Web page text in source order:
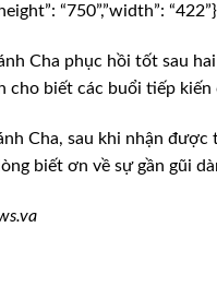
“750”,”width”: “422”}
Cha phục hồi tốt sau
cho biết các buổi tiếp
Cha, sau khi nhận
biết ơn về sự gần gũi